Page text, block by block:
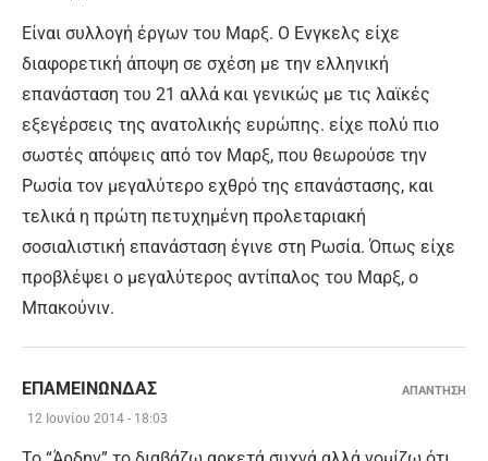
Eίναι συλλογή έργων του Μαρξ. Ο Ενγκελς είχε
διαφορετική άποψη σε σχέση με την ελληνική
επανάσταση του 21 αλλά και γενικώς με τις λαϊκές
εξεγέρσεις της ανατολικής ευρώπης. είχε πολύ πιο
σωστές απόψεις από τον Μαρξ, που θεωρούσε την
Ρωσία τον μεγαλύτερο εχθρό της επανάστασης, και
τελικά η πρώτη πετυχημένη προλεταριακή
σοσιαλιστική επανάσταση έγινε στη Ρωσία. Όπως είχε
προβλέψει ο μεγαλύτερος αντίπαλος του Μαρξ, ο
Μπακούνιν.
ΕΠΑΜΕΙΝΏΝΔΑΣ
12 Ιουνίου 2014 - 18:03
ΑΠΑΝΤΗΣΗ